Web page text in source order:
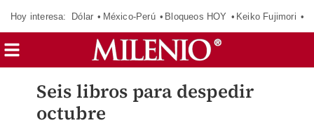
Hoy interesa: Dólar México-Perú Bloqueos HOY Keiko Fujimori
Seis libros para despedir
octubre